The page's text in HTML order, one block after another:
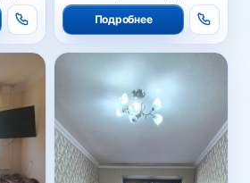
Подробнее